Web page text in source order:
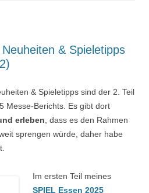
& Spieletipps
& Spieletipps sind der 2. Teil
Messe-Berichts. Es gibt dort
erleben, dass es den Rahmen
sprengen würde, daher habe
Im ersten Teil meines
SPIEL Essen 2025